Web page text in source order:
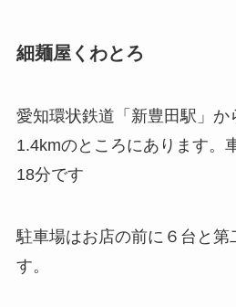
細麺屋くわとろ
愛知環状鉄道「新豊田駅」か
1.4kmのところにあります。
18分です
駐車場はお店の前に６台と第
す。